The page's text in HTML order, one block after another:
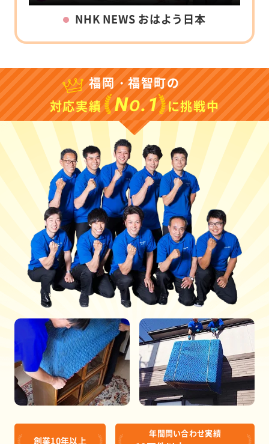
NHK NEWS おはよう日本
福岡・福智町の
対応実績
NO.1 に挑戦中
創業10年以上
年間問い合わせ実績